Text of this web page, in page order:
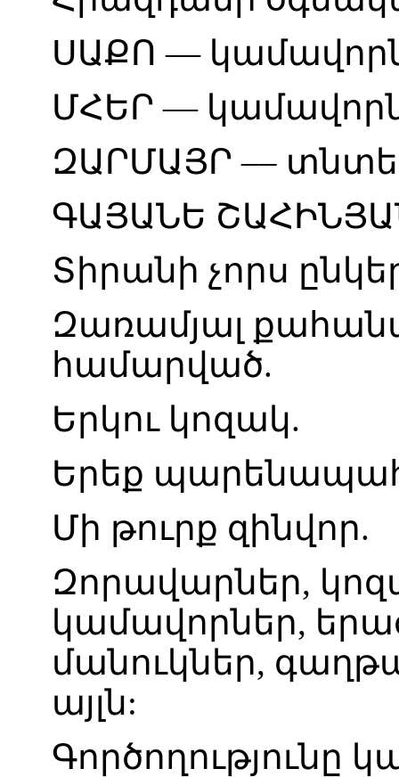
ՍԱՔՈ —
ՄՀԵՐ —
ԶԱՐՄԱՅՐ ––
ԳԱՅԱՆԵ
Տիրանի չորս
Զառամյալ
համարված.
Երկու կոզակ.
Երեք
Մի թուրք զինվոր.
Զորավարներ,
կամավորներ,
մանուկներ,
այլն:
Գործողությունը